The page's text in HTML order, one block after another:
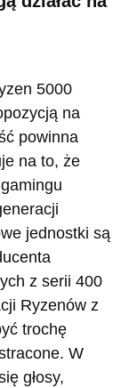
5000
na
powinna
na to, że
jednostki są
z serii 400
Ryzenów z
trochę
W
głosy,